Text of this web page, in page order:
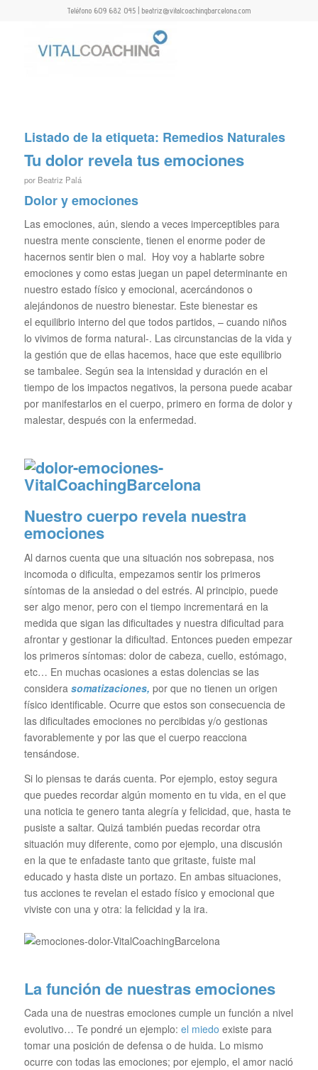
Teléfono 609 682 045 | beatriz@vitalcoachingbarcelona.com
Listado de la etiqueta: Remedios Naturales
Tu dolor revela tus emociones
por Beatriz Palá
Dolor y emociones
Las emociones, aún, siendo a veces imperceptibles para
nuestra mente consciente, tienen el enorme poder de
hacernos sentir bien o mal. Hoy voy a hablarte sobre
emociones y como estas juegan un papel determinante en
nuestro estado físico y emocional, acercándonos o
alejándonos de nuestro bienestar. Este bienestar es
el equilibrio interno del que todos partidos, – cuando niños
lo vivimos de forma natural-. Las circunstancias de la vida y
la gestión que de ellas hacemos, hace que este equilibrio
se tambalee. Según sea la intensidad y duración en el
tiempo de los impactos negativos, la persona puede acabar
por manifestarlos en el cuerpo, primero en forma de dolor y
malestar, después con la enfermedad.
Nuestro cuerpo revela nuestra
emociones
Al darnos cuenta que una situación nos sobrepasa, nos
incomoda o dificulta, empezamos sentir los primeros
síntomas de la ansiedad o del estrés. Al principio, puede
ser algo menor, pero con el tiempo incrementará en la
medida que sigan las dificultades y nuestra dificultad para
afrontar y gestionar la dificultad. Entonces pueden empezar
los primeros síntomas: dolor de cabeza, cuello, estómago,
etc… En muchas ocasiones a estas dolencias se las
considera somatizaciones, por que no tienen un origen
físico identificable. Ocurre que estos son consecuencia de
las dificultades emociones no percibidas y/o gestionas
favorablemente y por las que el cuerpo reacciona
tensándose.
Si lo piensas te darás cuenta. Por ejemplo, estoy segura
que puedes recordar algún momento en tu vida, en el que
una noticia te genero tanta alegría y felicidad, que, hasta te
pusiste a saltar. Quizá también puedas recordar otra
situación muy diferente, como por ejemplo, una discusión
en la que te enfadaste tanto que gritaste, fuiste mal
educado y hasta diste un portazo. En ambas situaciones,
tus acciones te revelan el estado físico y emocional que
viviste con una y otra: la felicidad y la ira.
La función de nuestras emociones
Cada una de nuestras emociones cumple un función a nivel
evolutivo… Te pondré un ejemplo: el miedo existe para
tomar una posición de defensa o de huida. Lo mismo
ocurre con todas las emociones; por ejemplo, el amor nació